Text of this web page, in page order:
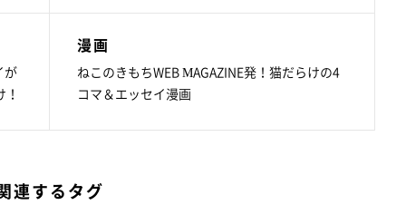
が
漫画
ねこのきもちWEB MAGAZINE発！猫だらけの4
コマ＆エッセイ漫画
連するタグ